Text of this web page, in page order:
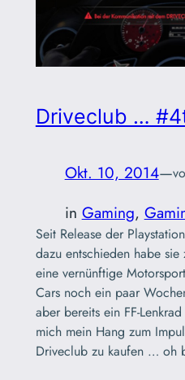
Driveclub …
Okt. 10, 2014—
in Gaming,
Seit Release der
dazu entschieden habe
eine vernünftige
Cars noch ein paar
aber bereits ein FF-
mich mein Hang zum
Driveclub zu kaufen … oh